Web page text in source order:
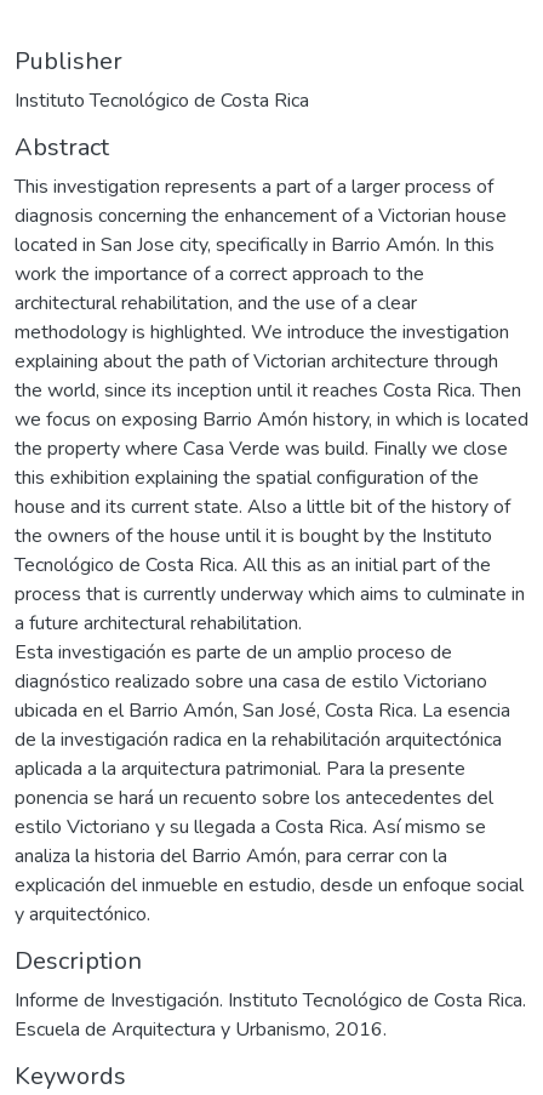
Publisher
Instituto Tecnológico de Costa Rica
Abstract
This investigation represents a part of a larger process of
diagnosis concerning the enhancement of a Victorian house
located in San Jose city, specifically in Barrio Amón. In this
work the importance of a correct approach to the
architectural rehabilitation, and the use of a clear
methodology is highlighted. We introduce the investigation
explaining about the path of Victorian architecture through
the world, since its inception until it reaches Costa Rica. Then
we focus on exposing Barrio Amón history, in which is located
the property where Casa Verde was build. Finally we close
this exhibition explaining the spatial configuration of the
house and its current state. Also a little bit of the history of
the owners of the house until it is bought by the Instituto
Tecnológico de Costa Rica. All this as an initial part of the
process that is currently underway which aims to culminate in
a future architectural rehabilitation.
Esta investigación es parte de un amplio proceso de
diagnóstico realizado sobre una casa de estilo Victoriano
ubicada en el Barrio Amón, San José, Costa Rica. La esencia
de la investigación radica en la rehabilitación arquitectónica
aplicada a la arquitectura patrimonial. Para la presente
ponencia se hará un recuento sobre los antecedentes del
estilo Victoriano y su llegada a Costa Rica. Así mismo se
analiza la historia del Barrio Amón, para cerrar con la
explicación del inmueble en estudio, desde un enfoque social
y arquitectónico.
Description
Informe de Investigación. Instituto Tecnológico de Costa Rica.
Escuela de Arquitectura y Urbanismo, 2016.
Keywords